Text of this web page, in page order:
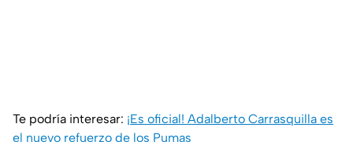
Te podría interesar: ¡Es oficial! Adalberto Carrasquilla es
el nuevo refuerzo de los Pumas